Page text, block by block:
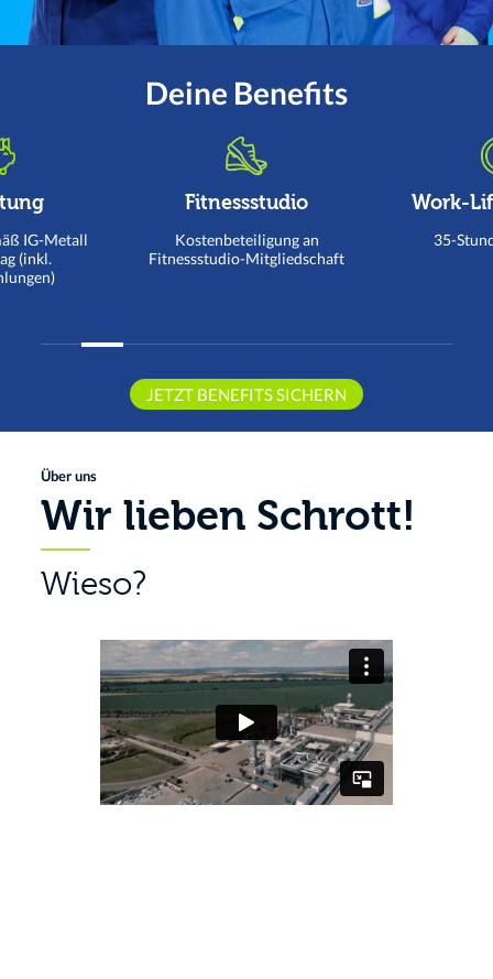
Deine Benefits
IG-Metall
(inkl.
Fitnessstudio
Kostenbeteiligung an
Fitnessstudio-Mitgliedschaft
Work-
35-
JETZT BENEFITS SICHERN
Über uns
Wir lieben Schrott!
Wieso?